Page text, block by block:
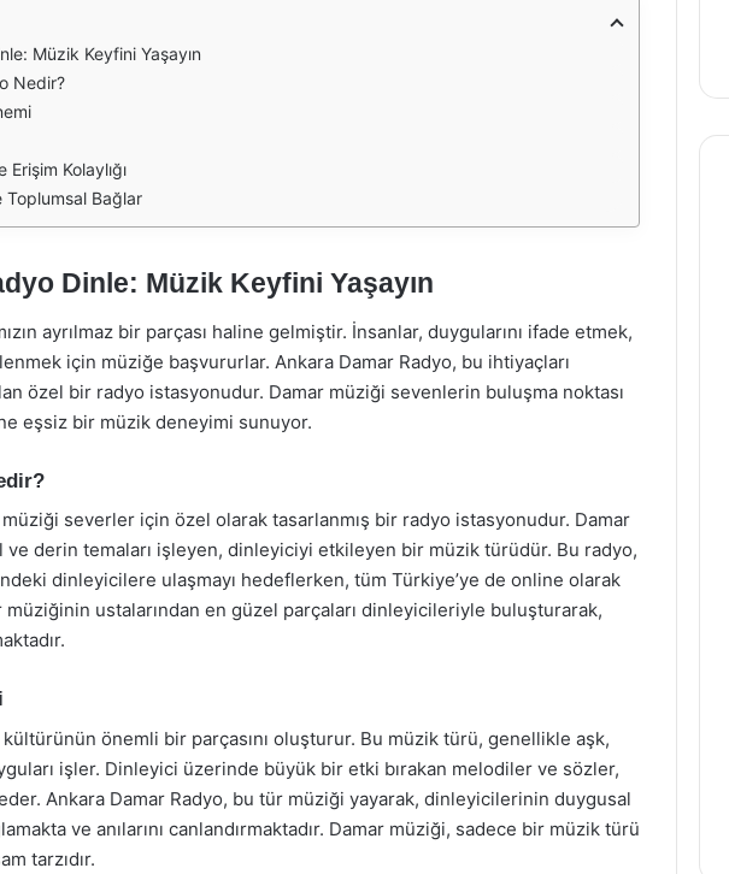
Müzik Keyfini Yaşayın
Nedir?
Kolaylığı
Toplumsal Bağlar
Dinle: Müzik Keyfini Yaşayın
ayrılmaz bir parçası haline gelmiştir. İnsanlar, duygularını ifade etmek,
için müziğe başvururlar. Ankara Damar Radyo, bu ihtiyaçları
özel bir radyo istasyonudur. Damar müziği sevenlerin buluşma noktası
eşsiz bir müzik deneyimi sunuyor.
severler için özel olarak tasarlanmış bir radyo istasyonudur. Damar
derin temaları işleyen, dinleyiciyi etkileyen bir müzik türüdür. Bu radyo,
dinleyicilere ulaşmayı hedeflerken, tüm Türkiye’ye de online olarak
ustalarından en güzel parçaları dinleyicileriyle buluşturarak,
önemli bir parçasını oluşturur. Bu müzik türü, genellikle aşk,
işler. Dinleyici üzerinde büyük bir etki bırakan melodiler ve sözler,
Ankara Damar Radyo, bu tür müziği yayarak, dinleyicilerinin duygusal
ve anılarını canlandırmaktadır. Damar müziği, sadece bir müzik türü
tarzıdır.